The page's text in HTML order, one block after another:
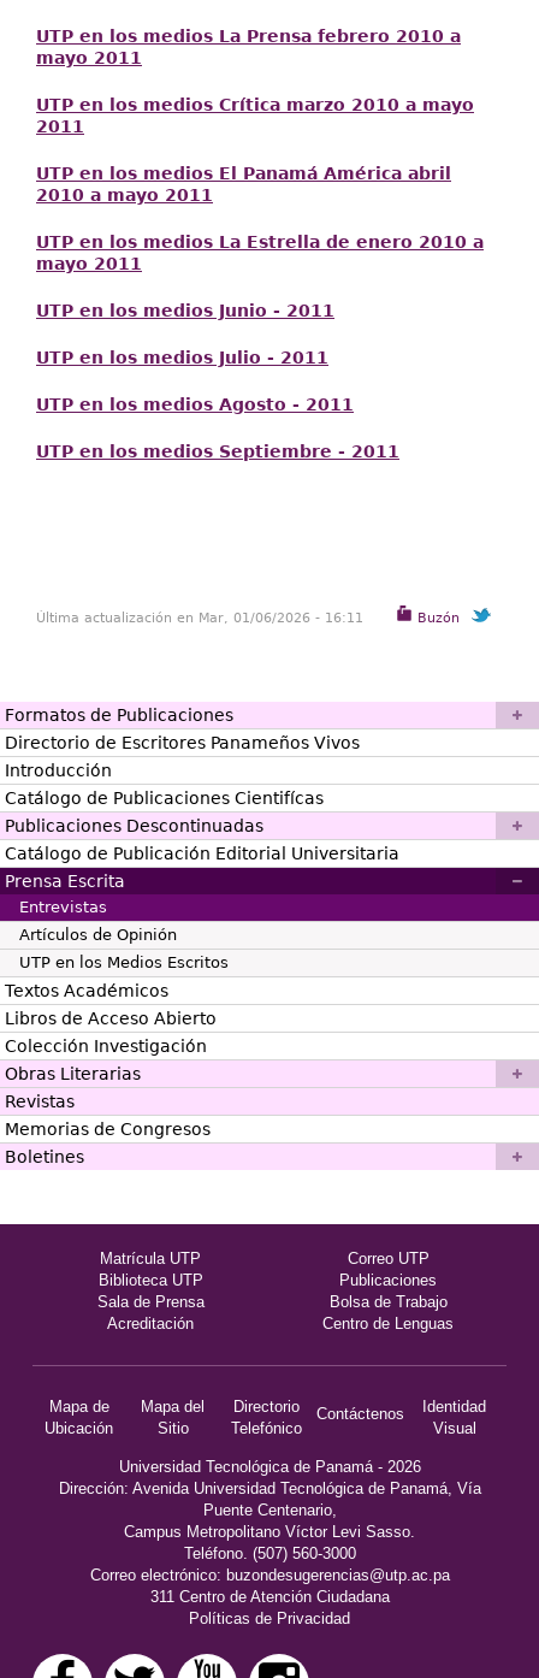
UTP en los medios La Prensa febrero 2010 a
mayo 2011
UTP en los medios Crítica marzo 2010 a mayo
2011
UTP en los medios El Panamá América abril
2010 a mayo 2011
UTP en los medios La Estrella de enero 2010 a
mayo 2011
UTP en los medios Junio - 2011
UTP en los medios Julio - 2011
UTP en los medios Agosto - 2011
UTP en los medios Septiembre - 2011
Buzón
Última actualización en Mar, 01/06/2026 - 16:11
Formatos de Publicaciones
Directorio de Escritores Panameños Vivos
Introducción
Catálogo de Publicaciones Cientifícas
Publicaciones Descontinuadas
Catálogo de Publicación Editorial Universitaria
Prensa Escrita
Entrevistas
Artículos de Opinión
UTP en los Medios Escritos
Textos Académicos
Libros de Acceso Abierto
Colección Investigación
Obras Literarias
Revistas
Memorias de Congresos
Boletines
Matrícula UTP
Correo UTP
Biblioteca UTP
Publicaciones
Sala de Prensa
Bolsa de Trabajo
Acreditación
Centro de Lenguas
Mapa de
Ubicación
Mapa del
Sitio
Directorio
Telefónico
Contáctenos
Identidad
Visual
Universidad Tecnológica de Panamá - 2026
Dirección: Avenida Universidad Tecnológica de Panamá, Vía
Puente Centenario,
Campus Metropolitano Víctor Levi Sasso.
Teléfono. (507) 560-3000
Correo electrónico: buzondesugerencias@utp.ac.pa
311 Centro de Atención Ciudadana
Políticas de Privacidad